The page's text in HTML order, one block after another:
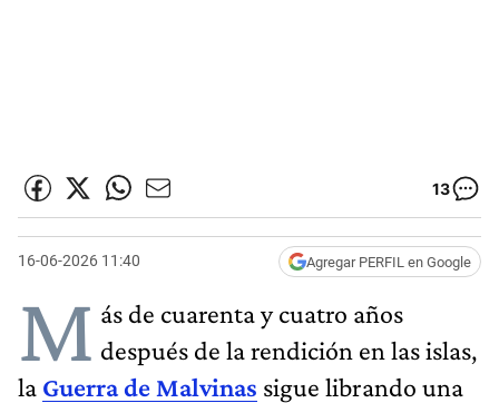
13
16-06-2026 11:40 Agregar PERFIL en Google
M ás de cuarenta y cuatro años
después de la rendición en las islas,
la Guerra de Malvinas sigue librando una